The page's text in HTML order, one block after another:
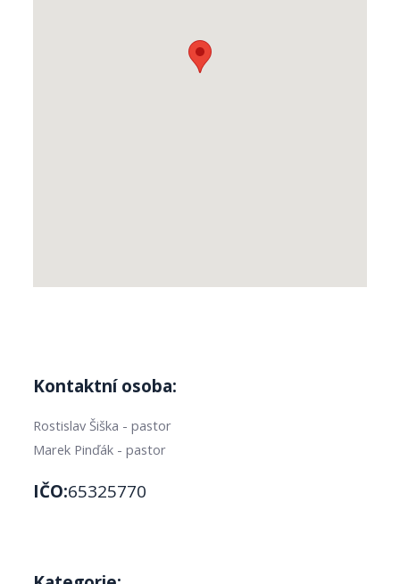
Kontaktní osoba:
Rostislav Šiška - pastor
Marek Pinďák - pastor
IČO:65325770